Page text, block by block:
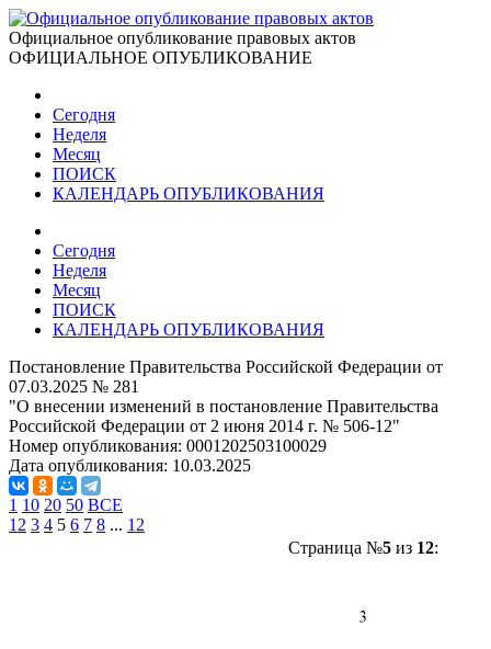
Официальное опубликование правовых актов
ОФИЦИАЛЬНОЕ ОПУБЛИКОВАНИЕ
Сегодня
Неделя
Месяц
ПОИСК
КАЛЕНДАРЬ ОПУБЛИКОВАНИЯ
Сегодня
Неделя
Месяц
ПОИСК
КАЛЕНДАРЬ ОПУБЛИКОВАНИЯ
Постановление Правительства Российской Федерации от
07.03.2025 № 281
"О внесении изменений в постановление Правительства
Российской Федерации от 2 июня 2014 г. № 506-12"
Номер опубликования: 0001202503100029
Дата опубликования: 10.03.2025
1 10 20 50 ВСЕ
1 2 3 4 5 6 7 8 ... 12
Страница №5из 12: